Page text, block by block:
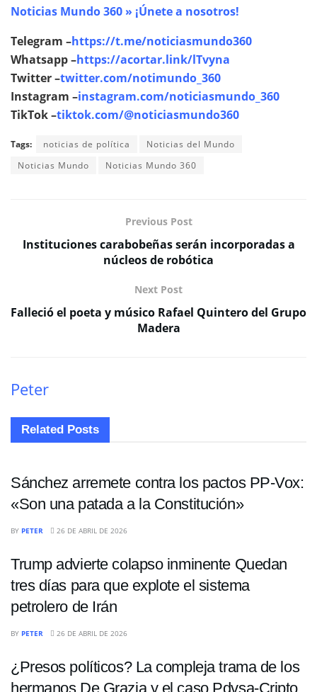
Noticias Mundo 360 » ¡Únete a nosotros!
Telegram –https://t.me/noticiasmundo360
Whatsapp –https://acortar.link/lTvyna
Twitter –twitter.com/notimundo_360
Instagram –instagram.com/noticiasmundo_360
TikTok –tiktok.com/@noticiasmundo360
Tags: noticias de política
Noticias del Mundo
Noticias Mundo
Noticias Mundo 360
Previous Post
Instituciones carabobeñas serán incorporadas a
núcleos de robótica
Next Post
Falleció el poeta y músico Rafael Quintero del Grupo
Madera
Peter
Related Posts
INTERNACIONALES
Sánchez arremete contra los pactos PP-Vox:
«Son una patada a la Constitución»
BY PETER 26 DE ABRIL DE 2026
Trump advierte colapso inminente Quedan
tres días para que explote el sistema
petrolero de Irán
BY PETER 26 DE ABRIL DE 2026
¿Presos políticos? La compleja trama de los
hermanos De Grazia y el caso Pdvsa-Cripto